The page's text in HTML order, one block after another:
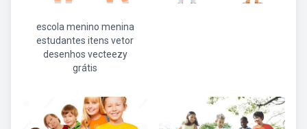
escola menino menina
estudantes itens vetor
desenhos vecteezy
grátis